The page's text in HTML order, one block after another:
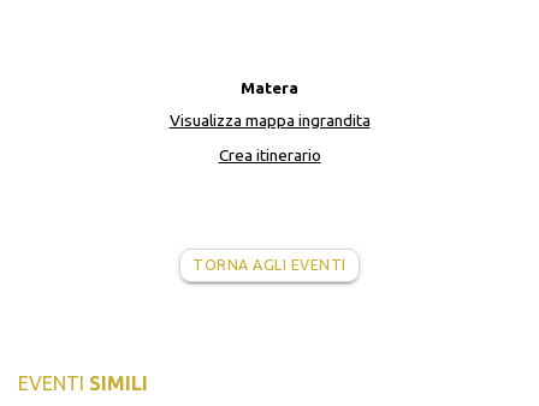
Matera
Visualizza mappa ingrandita
Crea itinerario
TORNA AGLI EVENTI
EVENTI SIMILI